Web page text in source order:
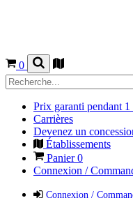
0
Prix garanti pendant 1
Carrières
Devenez un
Établissements
Panier0
Connexion /
Connexion /